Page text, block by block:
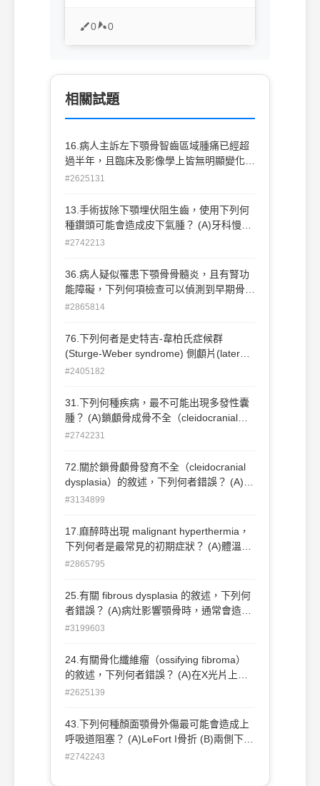
0 0
相關試題
16.病人主訴左下顎骨智齒區域腫痛已經超
過半年，且臨床及影像學上皆無明顯變化，
如圖所示，下列診斷何者最適當？ (A)牙冠
（odontogenic tumor） (C)鱗狀細胞癌
（squamous cell carcinoma） (D)化膿性
#2625131
13.手術拔除下顎埋伏阻生齒，使用下列何
種鑽頭可能會造成皮下氣腫？ (A)牙科慢速
鑽頭 (B)牙科高速鑽頭 (C)手術電動鑽頭
#2742213
36.病人疑似罹患下顎骨骨髓炎，且有腎功
能障礙，下列何項檢查可以偵測到早期骨髓
炎之骨質變化？ (A)環口 X 光片攝影 (B)電
片
#2865814
76.下列何者是史特吉-韋柏氏症候群
(Sturge-Weber syndrome) 側顱片(lateral
cephalometric film) 之可能發現？ (A)棉絮
(tramline) 鈣化 (C)毛玻璃狀(ground glass)
鈣化 (D)洋蔥皮狀(onion-skin) 鈣化
#2405182
31.下列何種疾病，最不可能出現多發性囊
腫？ (A)鎖顱骨成骨不全（cleidocranial
dysostosis） (B)戈林－高茲症候群
不良（dentin dysplasia） (D)牙釉質發育不
全（enamel hypoplasia）
#2742231
72.關於鎖骨顱骨發育不全（cleidocranial
dysplasia）的敘述，下列何者錯誤？ (A)顱
骨發育過小 (B)上顎發育過小 (C)乳牙延遲
#3134899
17.麻醉時出現 malignant hyperthermia，
下列何者是最常見的初期症狀？ (A)體溫升
高 (B)發汗 (C)心跳加速 (D)發紺
#2865795
25.有關 fibrous dysplasia 的敘述，下列何
者錯誤？ (A)病灶影響顎骨時，通常會造成
顎骨疼痛合併部分腫脹 (B)在臨床上，被認
hamartomatous fibro-osseous disease
(C)其中一種類型的 fibrous dysplasia 稱為
現為 ground-glass opacity without clearly
defined borders
#3199603
24.有關骨化纖維瘤（ossifying fibroma）
的敘述，下列何者錯誤？ (A)在X光片上的
影像通常呈現well-demarcated mixed
often sclerotic borders (B)通常認定為true
neoplasm，好發年齡在30歲以後 (C)好發
#2625139
43.下列何種顏面顎骨外傷最可能會造成上
呼吸道阻塞？ (A)LeFort I骨折 (B)兩側下顎
骨髁頭骨折 (C)兩側下顎骨骨體骨折
#2742243